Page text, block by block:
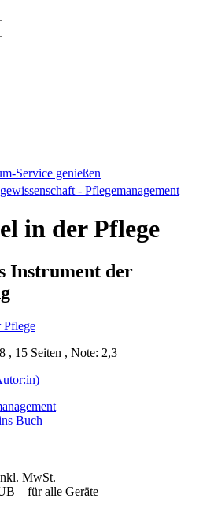
Service genießen
- Pflegemanagement
in der Pflege
Instrument der
, 15 Seiten , Note: 2,3
Buch
MwSt.
– für alle Geräte